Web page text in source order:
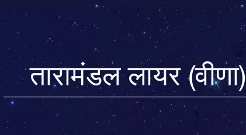
तारामंडल लायर (वीणा)